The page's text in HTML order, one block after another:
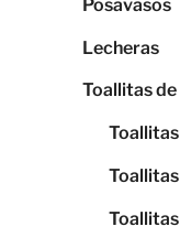
Posavasos
Lecheras
Toallitas